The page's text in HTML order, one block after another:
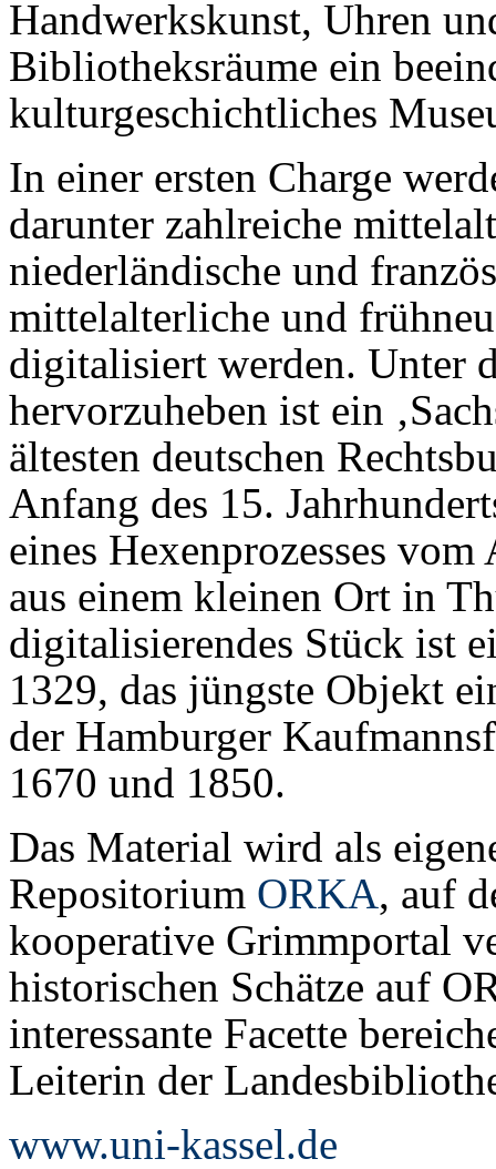
Handwerkskunst, Uhren
Bibliotheksräume ein
kulturgeschichtliches
In einer ersten Charge
darunter zahlreiche
niederländische und
mittelalterliche und
digitalisiert werden. Unter
hervorzuheben ist ein
ältesten deutschen
Anfang des 15.
eines Hexenprozesses
aus einem kleinen Ort in
digitalisierendes Stück ist
1329, das jüngste Objekt
der Hamburger
1670 und 1850.
Das Material wird als
Repositorium ORKA, auf
kooperative Grimmportal
historischen Schätze auf
interessante Facette
Leiterin der
www.uni-kassel.de